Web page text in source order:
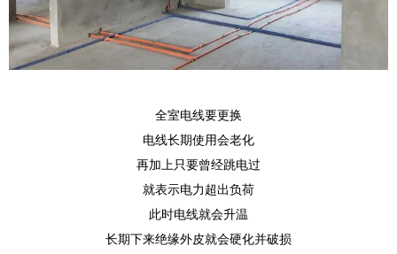
全室电线要更换
电线长期使用会老化
再加上只要曾经跳电过
就表示电力超出负荷
此时电线就会升温
长期下来绝缘外皮就会硬化并破损